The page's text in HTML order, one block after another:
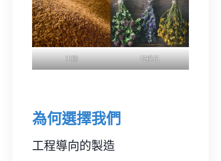
米糠 乾燥花
為何選擇我們
工程導向的製造